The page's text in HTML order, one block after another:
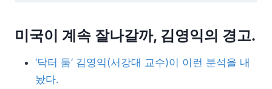
미국이 계속 잘나갈까, 김영익의 경고.
‘닥터 둠’ 김영익(서강대 교수)이 이런 분석을 내
놨다.